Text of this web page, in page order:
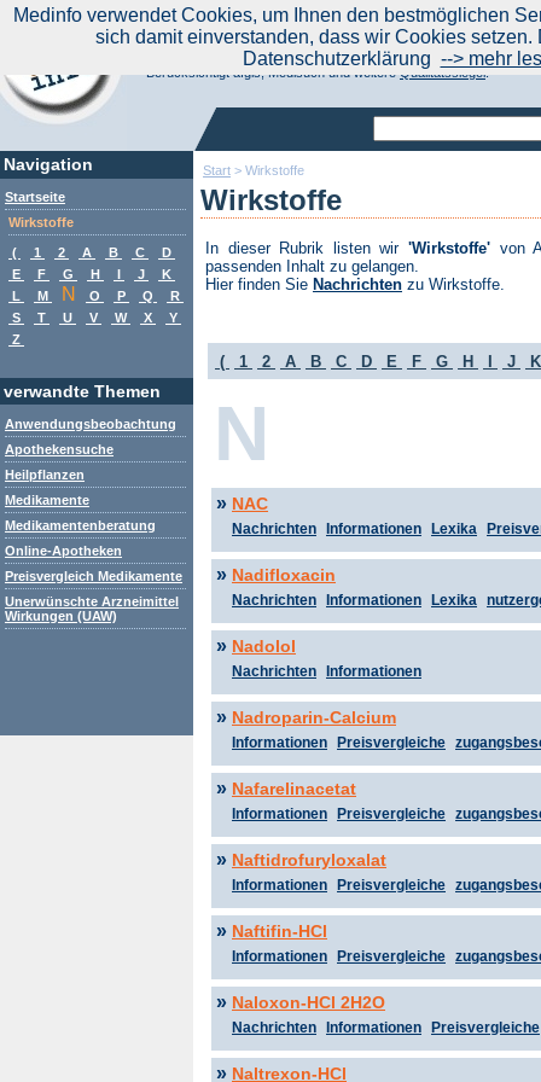
Start > Wirkstoffe
Wirkstoffe
In dieser Rubrik listen wir'Wirkstoffe' von
passenden Inhalt zu gelangen.
Hier finden Sie Nachrichten zu Wirkstoffe.
( 1 2 A B C D E F G H I J
N
» NAC
Nachrichten Informationen Lexika
» Nadifloxacin
Nachrichten Informationen Lexika
» Nadolol
Nachrichten Informationen
» Nadroparin-Calcium
Informationen Preisvergleiche
» Nafarelinacetat
Informationen Preisvergleiche
» Naftidrofuryloxalat
Informationen Preisvergleiche
» Naftifin-HCl
Informationen Preisvergleiche
» Naloxon-HCl 2H2O
Nachrichten Informationen Preisvergleiche
» Naltrexon-HCl
Navigation
Startseite
Wirkstoffe
( 1 2 A B C
D
E
F G H I J
K
L
M N O P Q
R
S
T U V W X
Y
Z
verwandte Themen
Anwendungsbeobachtung
Apothekensuche
Heilpflanzen
Medikamente
Medikamentenberatung
Online-Apotheken
Preisvergleich Medikamente
Unerwünschte Arzneimittel
Wirkungen (UAW)
Aktuelle Nachrichten|
Suchen Sie noch oder Finden Sie schon?
Medinfo.de - Meta-Portal für Gesundheitsthemen
Berücksichtigt afgis, Medisuch und weitereQualitätssiegel.
Medinfo verwendet Cookies, um Ihnen den bestmöglichen
sich damit einverstanden, dass wir Cookies
Datenschutzerklärung --> mehr